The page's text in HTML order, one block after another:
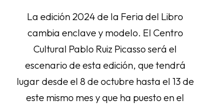
La edición 2024 de la Feria del Libro
cambia enclave y modelo. El Centro
Cultural Pablo Ruiz Picasso será el
escenario de esta edición, que tendrá
lugar desde el 8 de octubre hasta el 13 de
este mismo mes y que ha puesto en el